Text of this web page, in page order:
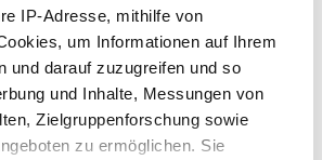
IP-Adresse, mithilfe von
um Informationen auf Ihrem
und darauf zuzugreifen und so
und Inhalte, Messungen von
Zielgruppenforschung sowie
zu ermöglichen. Sie